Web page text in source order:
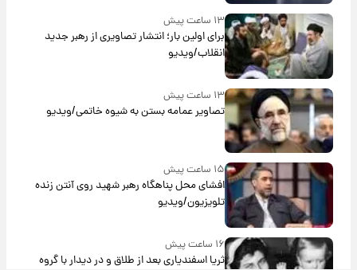
۱۳ ساعت پیش
برای اولین بار؛ انتشار تصاویری از رهبر جدید
انقلاب/ویدیو
۱۳ ساعت پیش
تصاویر عمامه بستن به شیوه خاتمی/ویدیو
۱۵ ساعت پیش
افشای محل پناهگاه‌ رهبر شهید روی آنتن زنده
تلویزیون/ویدیو
۱۶ ساعت پیش
ثریا اسفندیاری بعد از طلاق و در دیدار با گروه